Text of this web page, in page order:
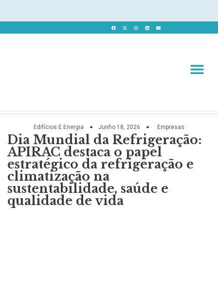
Edifícios E Energia Junho 18, 2026 Empresas
Dia Mundial da Refrigeração:
APIRAC destaca o papel
estratégico da refrigeração e
climatização na
sustentabilidade, saúde e
qualidade de vida